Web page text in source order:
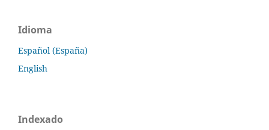
Idioma
Español (España)
English
Indexado